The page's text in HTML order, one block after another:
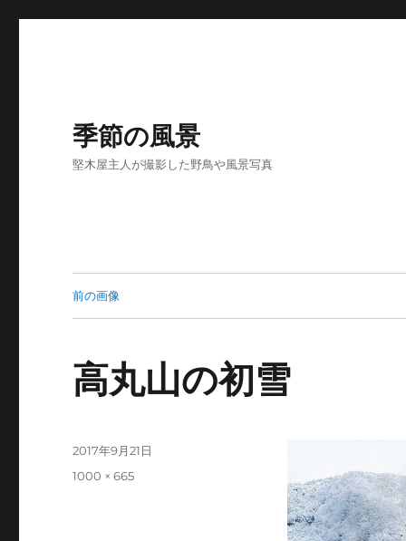
季節の風景
堅木屋主人が撮影した野鳥や風景写真
前の画像
高丸山の初雪
投
2017年9月21日
フ
1000 × 665